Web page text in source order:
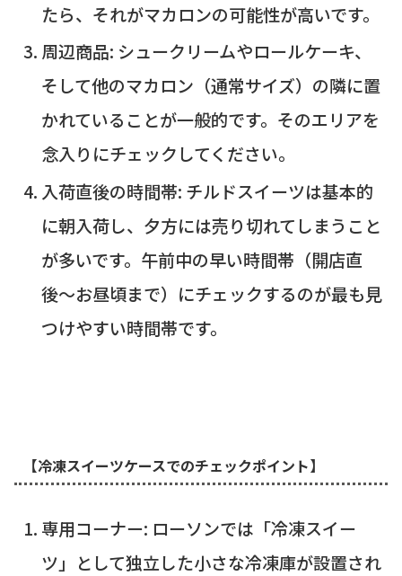
たら、それがマカロンの可能性が高いです。
周辺商品: シュークリームやロールケーキ、
そして他のマカロン（通常サイズ）の隣に置
かれていることが一般的です。そのエリアを
念入りにチェックしてください。
入荷直後の時間帯: チルドスイーツは基本的
に朝入荷し、夕方には売り切れてしまうこと
が多いです。午前中の早い時間帯（開店直
後〜お昼頃まで）にチェックするのが最も見
つけやすい時間帯です。
【冷凍スイーツケースでのチェックポイント】
専用コーナー: ローソンでは「冷凍スイー
ツ」として独立した小さな冷凍庫が設置され